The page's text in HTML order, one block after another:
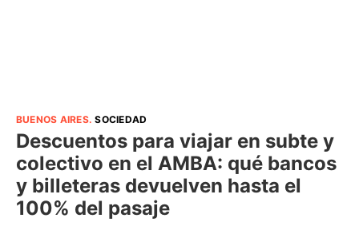
BUENOS AIRES.SOCIEDAD
Descuentos para viajar en subte y
colectivo en el AMBA: qué bancos
y billeteras devuelven hasta el
100% del pasaje